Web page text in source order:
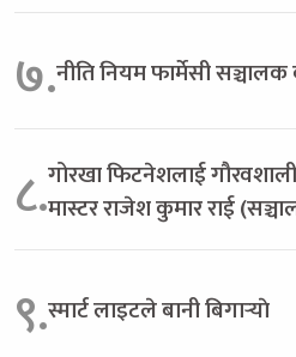
७.नीति नियम फार्मेसी
८.गोरखा फिटनेशलाई
मास्टर राजेश कुमार राई
९.स्मार्ट लाइटले बानी बिगार्‍याे